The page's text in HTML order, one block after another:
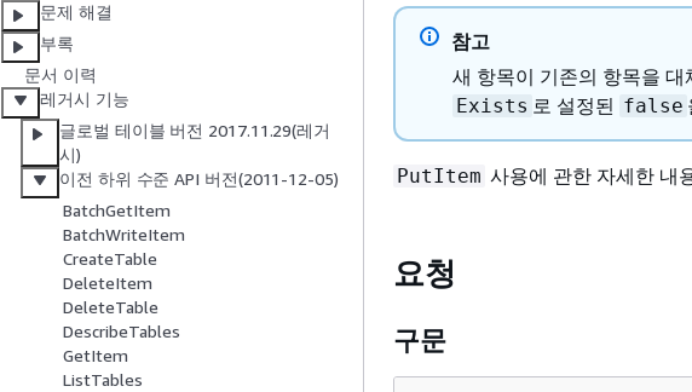
문제 해결
부록
문서 이력
레거시 기능
글로벌 테이블 버전 2017.11.29(레거
시)
이전 하위 수준 API 버전(2011-12-05)
BatchGetItem
BatchWriteItem
CreateTable
DeleteItem
DeleteTable
DescribeTables
GetItem
ListTables
참고
새 항목이 기존의 항목을
Exists 로 설정된 false
PutItem 사용에 관한 자세한 내
요청
구문